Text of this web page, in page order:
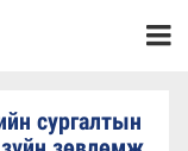
сургалтын